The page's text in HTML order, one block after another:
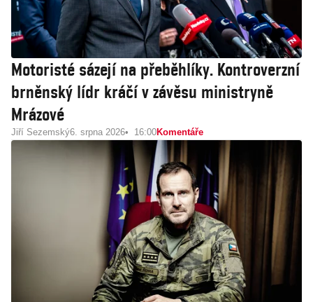
Motoristé sázejí na přeběhlíky. Kontroverzní
brněnský lídr kráčí v závěsu ministryně
Mrázové
Jiří Sezemský6. srpna 2026 16:00Komentáře